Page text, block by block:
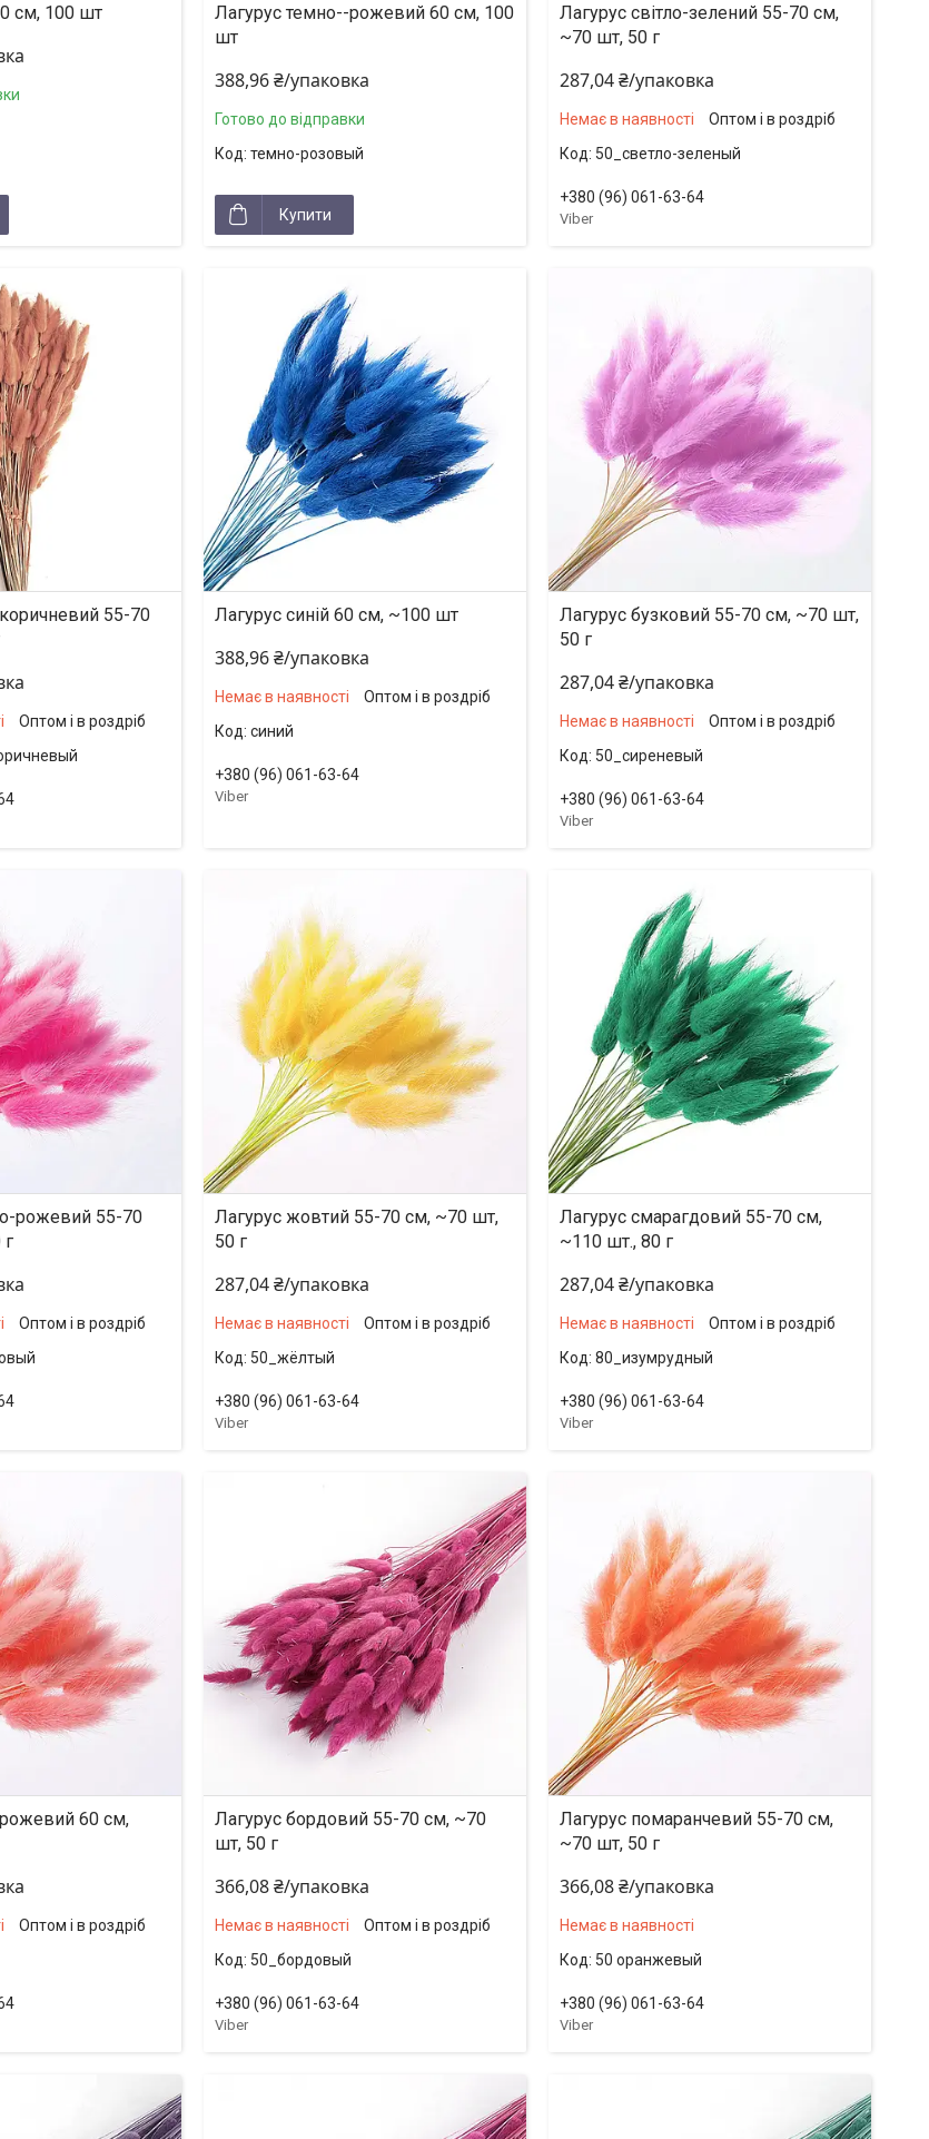
см, 100 шт
Лагурус темно--рожевий 60 см, 100
шт
388,96 ₴/упаковка
Готово до відправки
темно-розовый
Купити
Лагурус світло-зелений 55-70 см,
~70 шт, 50 г
287,04 ₴/упаковка
Немає в наявності
Оптом і в роздріб
50_светло-зеленый
+380 (96) 061-63-64
Viber
55-70
Оптом і в роздріб
Лагурус синій 60 см, ~100 шт
388,96 ₴/упаковка
Немає в наявності
Оптом і в роздріб
синий
+380 (96) 061-63-64
Viber
Лагурус бузковий 55-70 см, ~70 шт,
50 г
287,04 ₴/упаковка
Немає в наявності
Оптом і в роздріб
50_сиреневый
+380 (96) 061-63-64
Viber
рожевий 55-70
г
Оптом і в роздріб
Лагурус жовтий 55-70 см, ~70 шт,
50 г
287,04 ₴/упаковка
Немає в наявності
Оптом і в роздріб
50_жёлтый
+380 (96) 061-63-64
Viber
Лагурус смарагдовий 55-70 см,
~110 шт., 80 г
287,04 ₴/упаковка
Немає в наявності
Оптом і в роздріб
80_изумрудный
+380 (96) 061-63-64
Viber
рожевий 60 см,
Оптом і в роздріб
Лагурус бордовий 55-70 см, ~70
шт, 50 г
366,08 ₴/упаковка
Немає в наявності
Оптом і в роздріб
50_бордовый
+380 (96) 061-63-64
Viber
Лагурус помаранчевий 55-70 см,
~70 шт, 50 г
366,08 ₴/упаковка
Немає в наявності
50 оранжевый
+380 (96) 061-63-64
Viber